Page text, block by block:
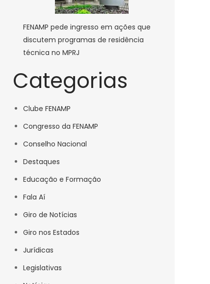
FENAMP pede ingresso em ações que
discutem programas de residência
técnica no MPRJ
Categorias
Clube FENAMP
Congresso da FENAMP
Conselho Nacional
Destaques
Educação e Formação
Fala Aí
Giro de Notícias
Giro nos Estados
Jurídicas
Legislativas